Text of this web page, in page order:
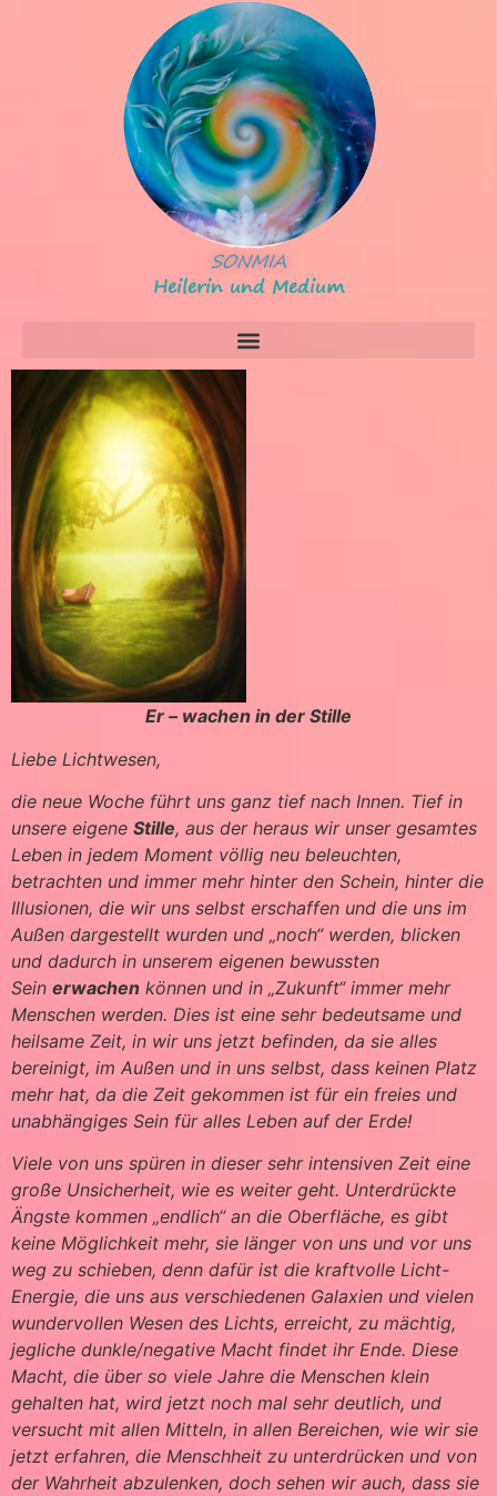
SONMIA
Heilerin und Medium
Er – wachen in der Stille
Liebe Lichtwesen,
die neue Woche führt uns ganz tief nach Innen. Tief in
unsere eigene Stille, aus der heraus wir unser gesamtes
Leben in jedem Moment völlig neu beleuchten,
betrachten und immer mehr hinter den Schein, hinter die
Illusionen, die wir uns selbst erschaffen und die uns im
Außen dargestellt wurden und „noch“ werden, blicken
und dadurch in unserem eigenen bewussten
Sein erwachen können und in „Zukunft“ immer mehr
Menschen werden. Dies ist eine sehr bedeutsame und
heilsame Zeit, in wir uns jetzt befinden, da sie alles
bereinigt, im Außen und in uns selbst, dass keinen Platz
mehr hat, da die Zeit gekommen ist für ein freies und
unabhängiges Sein für alles Leben auf der Erde!
Viele von uns spüren in dieser sehr intensiven Zeit eine
große Unsicherheit, wie es weiter geht. Unterdrückte
Ängste kommen „endlich“ an die Oberfläche, es gibt
keine Möglichkeit mehr, sie länger von uns und vor uns
weg zu schieben, denn dafür ist die kraftvolle Licht-
Energie, die uns aus verschiedenen Galaxien und vielen
wundervollen Wesen des Lichts, erreicht, zu mächtig,
jegliche dunkle/negative Macht findet ihr Ende. Diese
Macht, die über so viele Jahre die Menschen klein
gehalten hat, wird jetzt noch mal sehr deutlich, und
versucht mit allen Mitteln, in allen Bereichen, wie wir sie
jetzt erfahren, die Menschheit zu unterdrücken und von
der Wahrheit abzulenken, doch sehen wir auch, dass sie